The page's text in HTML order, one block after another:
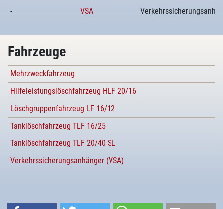
-
VSA
Fahrzeuge
Mehrzweckfahrzeug
Hilfeleistungslöschfahrzeug HLF 20/16
Löschgruppenfahrzeug LF 16/12
Tanklöschfahrzeug TLF 16/25
Tanklöschfahrzeug TLF 20/40 SL
Verkehrssicherungsanhänger (VSA)